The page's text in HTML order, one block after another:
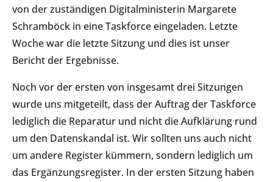
von der zuständigen Digitalministerin Margarete
Schramböck in eine Taskforce eingeladen. Letzte
Woche war die letzte Sitzung und dies ist unser
Bericht der Ergebnisse.
Noch vor der ersten von insgesamt drei Sitzungen
wurde uns mitgeteilt, dass der Auftrag der Taskforce
lediglich die Reparatur und nicht die Aufklärung rund
um den Datenskandal ist. Wir sollten uns auch nicht
um andere Register kümmern, sondern lediglich um
das Ergänzungsregister. In der ersten Sitzung haben